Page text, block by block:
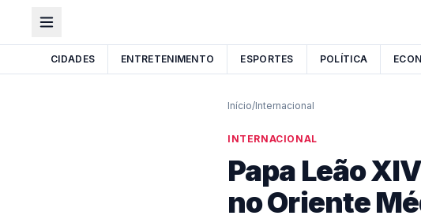
CIDADES ENTRETENIMENTO ESPORTES POLÍTICA
Início/Internacional
INTERNACIONAL
Papa Leão
no Oriente